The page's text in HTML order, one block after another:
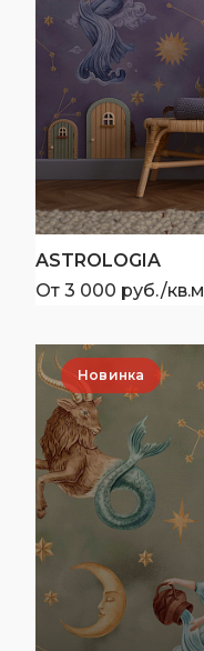
ASTROLOGIA
От 3 000 руб./кв.м
Новинка